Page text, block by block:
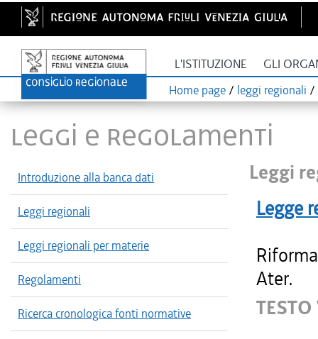
L'ISTITUZIONE GLI
Home page / leggi regionali /
LEGGI E REGOLAMENTI
Introduzione alla banca dati
Leggi regionali
Leggi regionali per materie
Regolamenti
Ricerca cronologica fonti normative
Leggi
Legge
Ater.